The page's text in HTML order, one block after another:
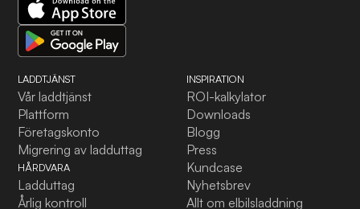
LADDTJÄNST
Vår laddtjänst
Plattform
Företagskonto
Migrering av ladduttag
HÅRDVARA
Ladduttag
Årlig kontroll
INSPIRATION
ROI-kalkylator
Downloads
Blogg
Press
Kundcase
Nyhetsbrev
Allt om elbilsladdning